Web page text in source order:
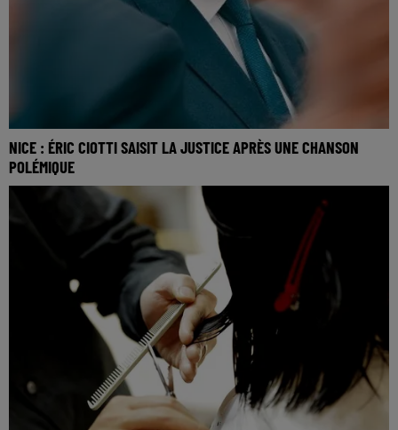
NICE : ÉRIC CIOTTI SAISIT LA JUSTICE APRÈS UNE CHANSON
POLÉMIQUE